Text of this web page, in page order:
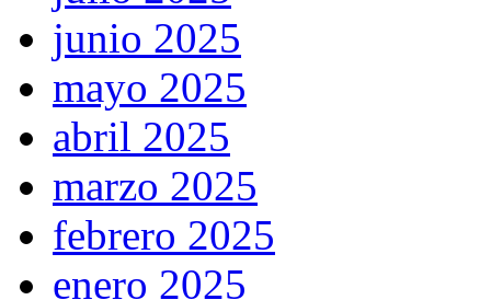
junio 2025
mayo 2025
abril 2025
marzo 2025
febrero 2025
enero 2025